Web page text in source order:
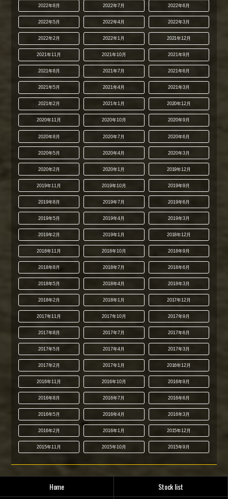
2022年8月 2022年7月 2022年6月
2022年5月 2022年4月 2022年3月
2022年2月 2022年1月 2021年12月
2021年11月 2021年10月 2021年9月
2021年8月 2021年7月 2021年6月
2021年5月 2021年4月 2021年3月
2021年2月 2021年1月 2020年12月
2020年11月 2020年10月 2020年9月
2020年8月 2020年7月 2020年6月
2020年5月 2020年4月 2020年3月
2020年2月 2020年1月 2019年12月
2019年11月 2019年10月 2019年9月
2019年8月 2019年7月 2019年6月
2019年5月 2019年4月 2019年3月
2019年2月 2019年1月 2018年12月
2018年11月 2018年10月 2018年9月
2018年8月 2018年7月 2018年6月
2018年5月 2018年4月 2018年3月
2018年2月 2018年1月 2017年12月
2017年11月 2017年10月 2017年9月
2017年8月 2017年7月 2017年6月
2017年5月 2017年4月 2017年3月
2017年2月 2017年1月 2016年12月
2016年11月 2016年10月 2016年9月
2016年8月 2016年7月 2016年6月
2016年5月 2016年4月 2016年3月
2016年2月 2016年1月 2015年12月
2015年11月 2015年10月 2015年9月
Home Stock list